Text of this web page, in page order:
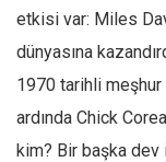
etkisi var: Miles
dünyasına
1970 tarihli
ardında Chick
kim? Bir başka dev